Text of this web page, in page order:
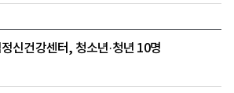
신건강센터, 청소년·청년 10명